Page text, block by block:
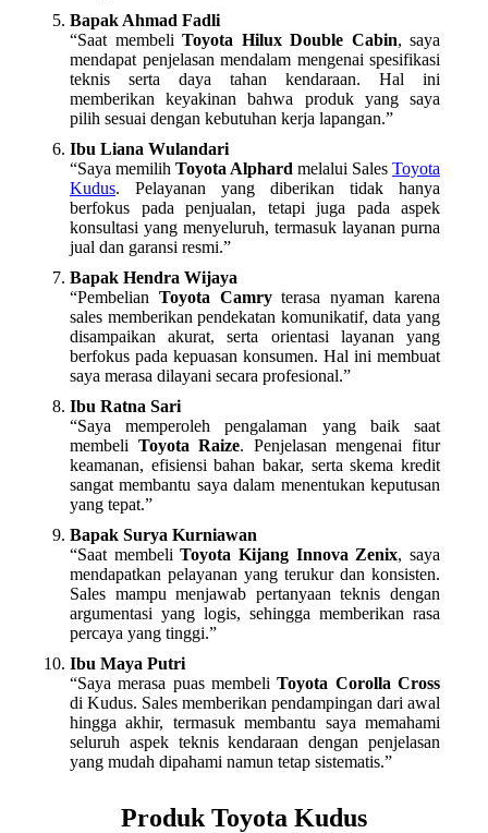
Bapak Ahmad Fadli
“Saat membeli Toyota Hilux Double Cabin, saya
mendapat penjelasan mendalam mengenai spesifikasi
teknis serta daya tahan kendaraan. Hal ini
memberikan keyakinan bahwa produk yang saya
pilih sesuai dengan kebutuhan kerja lapangan.”
Ibu Liana Wulandari
“Saya memilih Toyota Alphard melalui Sales Toyota
Kudus. Pelayanan yang diberikan tidak hanya
berfokus pada penjualan, tetapi juga pada aspek
konsultasi yang menyeluruh, termasuk layanan purna
jual dan garansi resmi.”
Bapak Hendra Wijaya
“Pembelian Toyota Camryterasa nyaman karena
sales memberikan pendekatan komunikatif, data yang
disampaikan akurat, serta orientasi layanan yang
berfokus pada kepuasan konsumen. Hal ini membuat
saya merasa dilayani secara profesional.”
Ibu Ratna Sari
“Saya memperoleh pengalaman yang baik saat
membeli Toyota Raize. Penjelasan mengenai fitur
keamanan, efisiensi bahan bakar, serta skema kredit
sangat membantu saya dalam menentukan keputusan
yang tepat.”
Bapak Surya Kurniawan
“Saat membeliToyota Kijang Innova Zenix, saya
mendapatkan pelayanan yang terukur dan konsisten.
Sales mampu menjawab pertanyaan teknis dengan
argumentasi yang logis, sehingga memberikan rasa
percaya yang tinggi.”
Ibu Maya Putri
“Saya merasa puas membeliToyota Corolla Cross
di Kudus. Sales memberikan pendampingan dari awal
hingga akhir, termasuk membantu saya memahami
seluruh aspek teknis kendaraan dengan penjelasan
yang mudah dipahami namun tetap sistematis.”
Produk Toyota Kudus